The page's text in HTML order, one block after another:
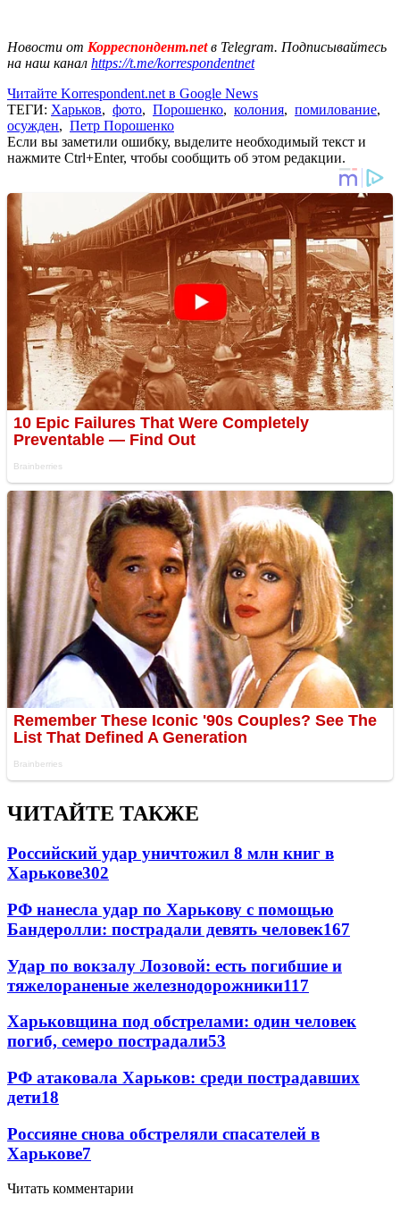
Новости от Корреспондент.netв Telegram. Подписывайтесь
на наш канал https://t.me/korrespondentnet
Читайте Korrespondent.net в Google News
ТЕГИ: Харьков, фото, Порошенко, колония, помилование,
осужден, Петр Порошенко
Если вы заметили ошибку, выделите необходимый текст и
нажмите Ctrl+Enter, чтобы сообщить об этом редакции.
ЧИТАЙТЕ ТАКЖЕ
Российский удар уничтожил 8 млн книг в
Харькове302
РФ нанесла удар по Харькову с помощью
Бандеролли: пострадали девять человек167
Удар по вокзалу Лозовой: есть погибшие и
тяжелораненые железнодорожники117
Харьковщина под обстрелами: один человек
погиб, семеро пострадали53
РФ атаковала Харьков: среди пострадавших
дети18
Россияне снова обстреляли спасателей в
Харькове7
Читать комментарии